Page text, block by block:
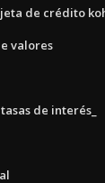
de crédito
valores
de interés_